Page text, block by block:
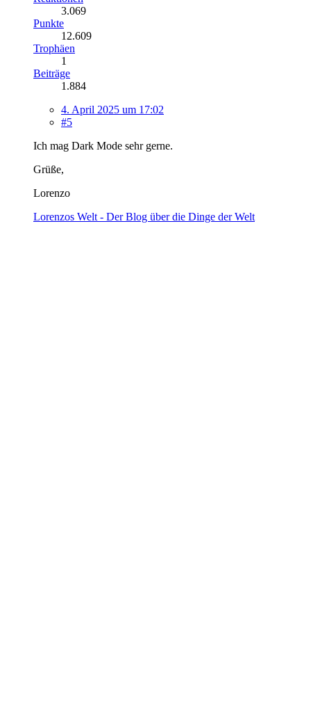
3.069
Punkte
12.609
Trophäen
1
Beiträge
1.884
4. April 2025 um 17:02
#5
Ich mag Dark Mode sehr gerne.
Grüße,
Lorenzo
Lorenzos Welt - Der Blog über die Dinge der Welt